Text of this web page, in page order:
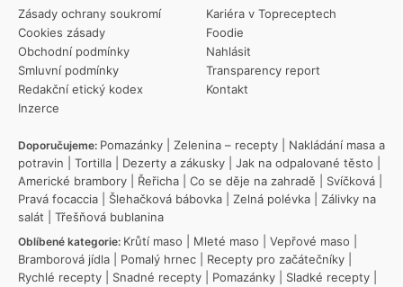
Zásady ochrany soukromí
Cookies zásady
Obchodní podmínky
Smluvní podmínky
Redakční etický kodex
Inzerce
Kariéra v Topreceptech
Foodie
Nahlásit
Transparency report
Kontakt
Doporučujeme: Pomazánky Zelenina – recepty
Nakládání masa a
potravin
Tortilla Dezerty a zákusky Jak na odpalované těsto
Americké brambory
Řeřicha Co se děje na zahradě Svíčková
Pravá focaccia
Šlehačková bábovka Zelná polévka
Zálivky na
salát
Třešňová bublanina
Oblíbené kategorie: Krůtí maso Mleté maso Vepřové maso
Bramborová jídla
Pomalý hrnec Recepty pro začátečníky
Rychlé recepty
Snadné recepty Pomazánky Sladké recepty